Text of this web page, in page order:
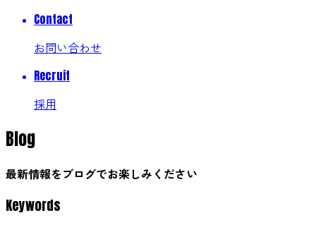
Contact
お問い合わせ
Recruit
採用
Blog
最新情報をブログでお楽しみください
Keywords